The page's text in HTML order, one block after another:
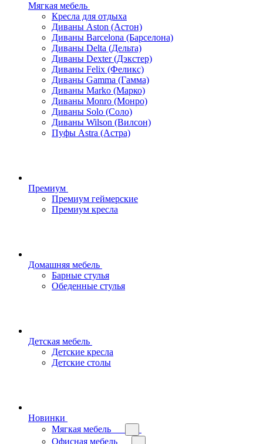
Мягкая мебель
Кресла для отдыха
Диваны Aston (Астон)
Диваны Barcelona (Барселона)
Диваны Delta (Дельта)
Диваны Dexter (Дэкстер)
Диваны Felix (Феликс)
Диваны Gamma (Гамма)
Диваны Marko (Марко)
Диваны Monro (Монро)
Диваны Solo (Соло)
Диваны Wilson (Вилсон)
Пуфы Astra (Астра)
Премиум
Премиум геймерские
Премиум кресла
Домашняя мебель
Барные стулья
Обеденные стулья
Детская мебель
Детские кресла
Детские столы
Новинки
Мягкая мебель
Офисная мебель